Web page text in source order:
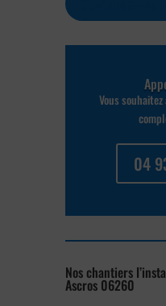
Vous
04
Nos chantiers
Ascros 06260